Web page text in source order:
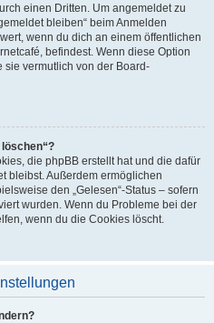
einen Dritten. Um angemeldet zu
bleiben“ beim Anmelden
wenn du dich an einem öffentlichen
befindest. Wenn diese Option
sie vermutlich von der Board-
die phpBB erstellt hat und die dafür
bleibst. Außerdem ermöglichen
den „Gelesen“-Status – sofern
wurden. Wenn du Probleme bei der
wenn du die Cookies löscht.